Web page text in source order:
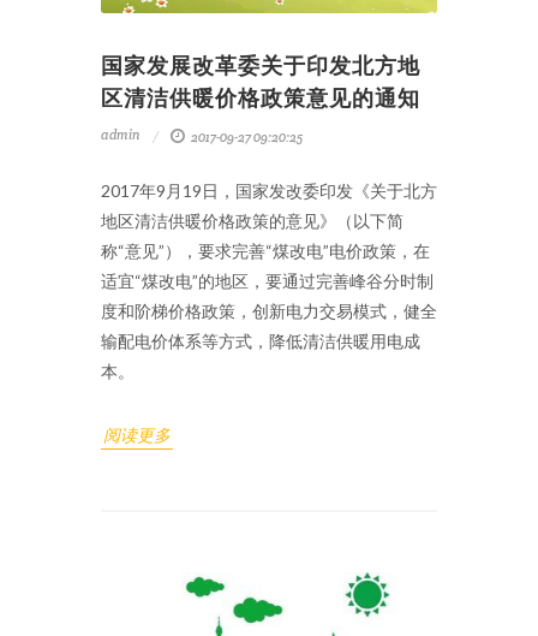
国家发展改革委关于印发北方地
区清洁供暖价格政策意见的通知
admin 2017-09-27 09:20:25
2017年9月19日，国家发改委印发《关于北方
地区清洁供暖价格政策的意见》（以下简
称“意见”），要求完善“煤改电”电价政策，在
适宜“煤改电”的地区，要通过完善峰谷分时制
度和阶梯价格政策，创新电力交易模式，健全
输配电价体系等方式，降低清洁供暖用电成
本。
阅读更多